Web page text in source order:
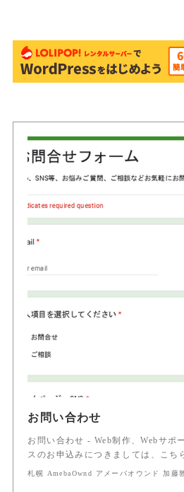
お問い合わせ
お問い合わせ - Web制作、Webサポ
スのお申込みにつきましては、こ
札幌 AmebaOwnd アメーバオウンド 加藤